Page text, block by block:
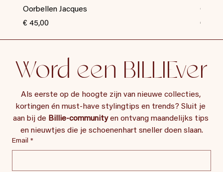
Oorbellen Jacques
Prijs
€ 45,00
Prijs
€
Word een BILLIEver
Als eerste op de hoogte zijn van nieuwe collecties,
kortingen én must-have stylingtips en trends? Sluit je
aan bij de Billie-community en ontvang maandelijks tips
en nieuwtjes die je schoenenhart sneller doen slaan.
Email *